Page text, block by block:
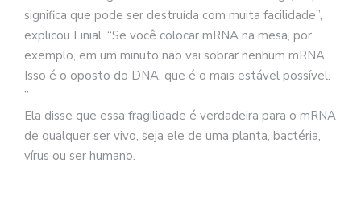
significa que pode ser destruída com muita facilidade”,
explicou Linial. “Se você colocar mRNA na mesa, por
exemplo, em um minuto não vai sobrar nenhum mRNA.
Isso é o oposto do DNA, que é o mais estável possível.
”
Ela disse que essa fragilidade é verdadeira para o mRNA
de qualquer ser vivo, seja ele de uma planta, bactéria,
vírus ou ser humano.